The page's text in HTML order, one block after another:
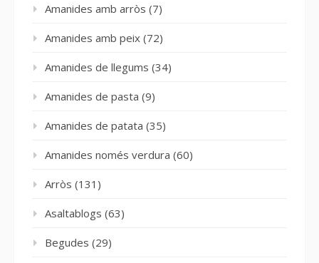
Amanides amb arròs (7)
Amanides amb peix (72)
Amanides de llegums (34)
Amanides de pasta (9)
Amanides de patata (35)
Amanides només verdura (60)
Arròs (131)
Asaltablogs (63)
Begudes (29)